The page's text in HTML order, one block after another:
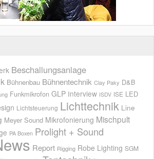
Beschallungsanlage
Bühnenbau Bühnentechnik Clay Paky D&B
Funkmikrofon GLP Interview ISDV ISE LED
Lichtsteuerung Lichttechnik Line
Meyer Sound Mikrofonierung Mischpult
PA Boxen Prolight + Sound
Report Rigging Robe Lighting SGM